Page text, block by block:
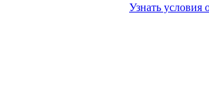
Узнать условия